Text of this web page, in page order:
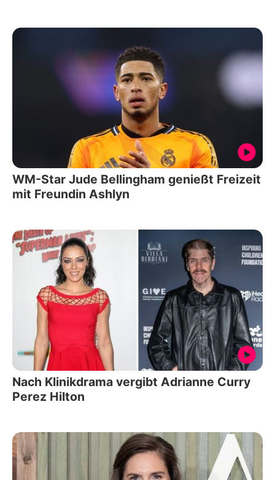
WM-Star Jude Bellingham genießt Freizeit
mit Freundin Ashlyn
Nach Klinikdrama vergibt Adrianne Curry
Perez Hilton